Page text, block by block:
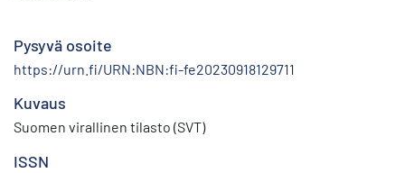
Pysyvä osoite
https://urn.fi/URN:NBN:fi-fe20230918129711
Kuvaus
Suomen virallinen tilasto (SVT)
ISSN